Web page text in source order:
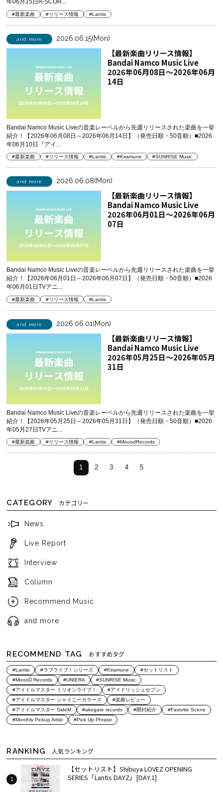
年06月15日A-SCOR...
#最新楽曲 #リリース情報 #Lantis
and more 2026.06.15(Mon)
【最新楽曲リリース情報】
Bandai Namco Music Live
2026年06月08日～2026年06月
14日
Bandai Namco Music Liveの音楽レーベルから先週リリースされた楽曲を一挙
紹介！【2026年06月08日～2026年06月14日】（発売日順・50音順）■2026
年06月10日『アイ...
#最新楽曲 #リリース情報 #Lantis #Kiramune #SUNRISE Music
and more 2026.06.08(Mon)
【最新楽曲リリース情報】
Bandai Namco Music Live
2026年06月01日～2026年06月
07日
Bandai Namco Music Liveの音楽レーベルから先週リリースされた楽曲を一挙
紹介！【2026年06月01日～2026年06月07日】（発売日順・50音順）■2026
年06月01日TVアニ...
#最新楽曲 #リリース情報 #Lantis
and more 2026.06.01(Mon)
【最新楽曲リリース情報】
Bandai Namco Music Live
2026年05月25日～2026年05月
31日
Bandai Namco Music Liveの音楽レーベルから先週リリースされた楽曲を一挙
紹介！【2026年05月25日～2026年05月31日】（発売日順・50音順）■2026
年05月27日TVアニ...
#最新楽曲 #リリース情報 #Lantis #MooodRecords
1 2 3 4 5
CATEGORY カテゴリー
News
Live Report
Interview
Column
Recommend Music
and more
RECOMMEND TAG おすすめタグ
#Lantis #ラブライブ！シリーズ #Kiramune
#セットリスト
#MoooD Records
#UNIERA
#SUNRISE Music
#アイドルマスター ミリオンライブ！
#アイドリッシュセブン
#アイドルマスター シャイニーカラーズ
#楽曲レビュー
#アイドルマスター SideM
#akogare records #開封紹介
#Favorite Scene
#Monthly Pickup Artist
#Pick Up Phrase
RANKING 人気ランキング
【セットリスト】Shibuya LOVEZ OPENING
SERIES「Lantis DAYZ」[DAY.1]